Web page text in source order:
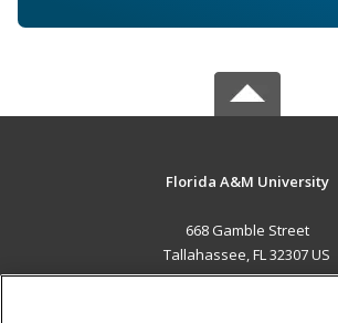
Florida A&M University
668 Gamble Street
Tallahassee, FL 32307 US